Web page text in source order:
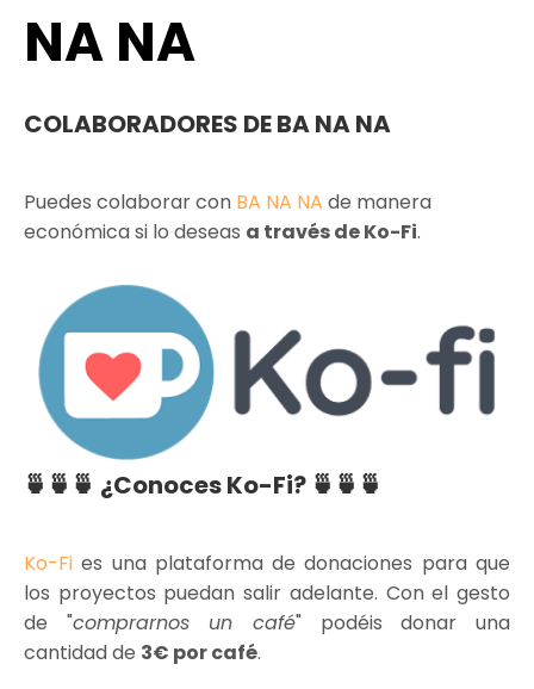
NA NA
COLABORADORES DE BA NA NA
Puedes colaborar con BA NA NA de manera
económica si lo deseas a través de Ko-Fi.
🍵🍵🍵 ¿Conoces Ko-Fi? 🍵🍵🍵
Ko-Fi es una plataforma de donaciones para que
los proyectos puedan salir adelante. Con el gesto
de "comprarnos un café" podéis donar una
cantidad de 3€ por café.